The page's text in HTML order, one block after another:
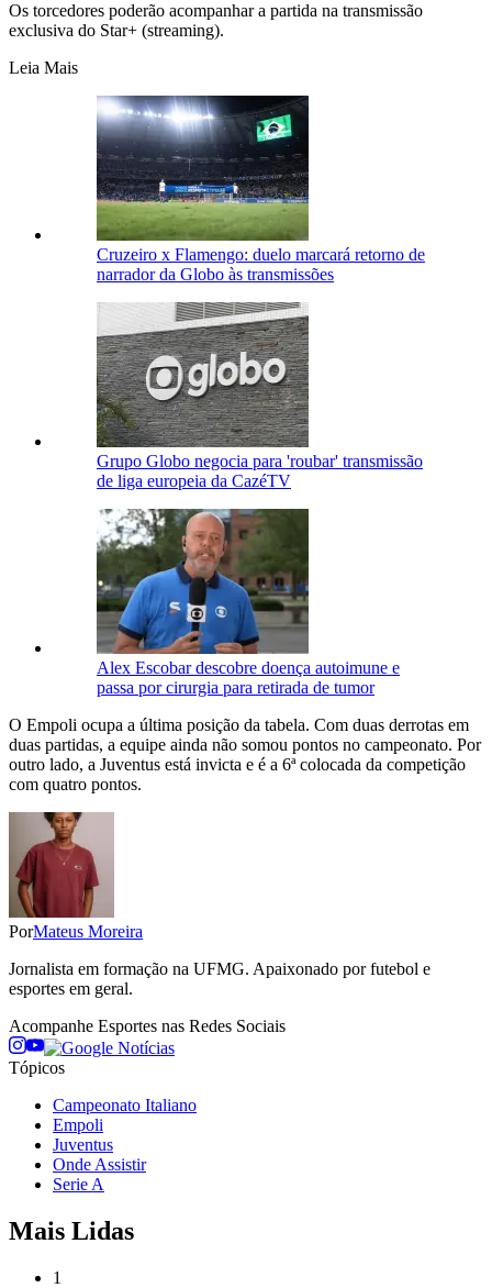
Os torcedores poderão acompanhar a partida na transmissão
exclusiva do Star+ (streaming).
Leia Mais
Cruzeiro x Flamengo: duelo marcará retorno de
narrador da Globo às transmissões
Grupo Globo negocia para 'roubar' transmissão
de liga europeia da CazéTV
Alex Escobar descobre doença autoimune e
passa por cirurgia para retirada de tumor
O Empoli ocupa a última posição da tabela. Com duas derrotas em
duas partidas, a equipe ainda não somou pontos no campeonato. Por
outro lado, a Juventus está invicta e é a 6ª colocada da competição
com quatro pontos.
PorMateus Moreira
Jornalista em formação na UFMG. Apaixonado por futebol e
esportes em geral.
Acompanhe Esportes nas Redes Sociais
Tópicos
Campeonato Italiano
Empoli
Juventus
Onde Assistir
Serie A
Mais Lidas
1